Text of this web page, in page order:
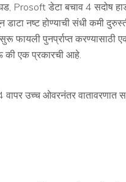
डेटा बचाव 4 सदोष
नष्ट होण्याची संधी कमी
फायली पुनर्प्राप्त करण्यासाठी
की एक प्रकारची आहे.
उच्च ओवरनंतर वातावरणात